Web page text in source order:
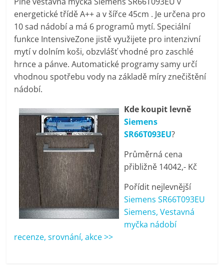
pračky,
televize,
notebooky,
mobilní
telefony,
kávovary,
bazény
Nejlepší
elektronika
Elektro
energetické třídě A++ a v šířce 45cm . Je určena pro
10 sad nádobí a má 6 programů mytí. Speciální
funkce IntensiveZone jistě využijete pro intenzivní
mytí v dolním koši, obzvlášť vhodné pro zaschlé
hrnce a pánve. Automatické programy samy určí
vhodnou spotřebu vody na základě míry znečištění
nádobí.
Kde koupit levně
Siemens
SR66T093EU?
Průměrná cena
přibližně 14042,- Kč
Pořídit nejlevnější
Siemens SR66T093EU
Siemens, Vestavná
myčka nádobí
recenze, srovnání, akce >>